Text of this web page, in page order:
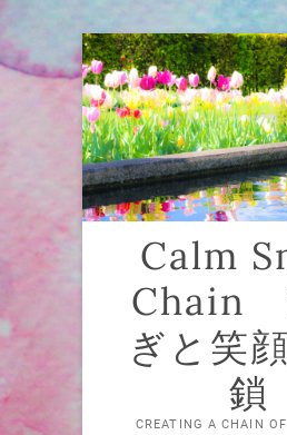
Skip
to
content
Calm
Chain
ぎと笑
鎖
CREATING A CHAIN